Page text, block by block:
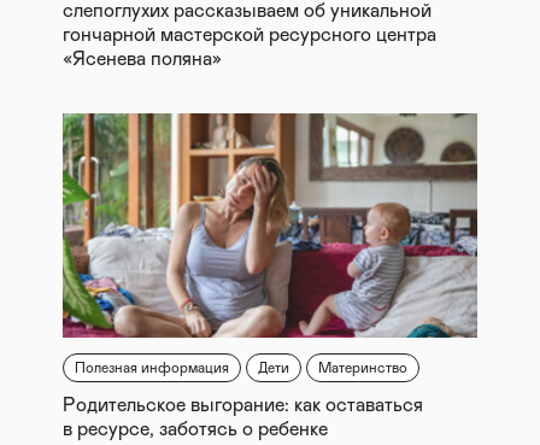
слепоглухих рассказываем об уникальной
гончарной мастерской ресурсного центра
«Ясенева поляна»
Полезная информация Дети Материнство
Родительское выгорание: как оставаться
в ресурсе, заботясь о ребенке